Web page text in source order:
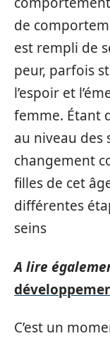
de
est rempli de
peur, parfois
l’espoir et
femme. Étant
au niveau des
changement
filles de cet
différentes
seins
A lire
C’est un